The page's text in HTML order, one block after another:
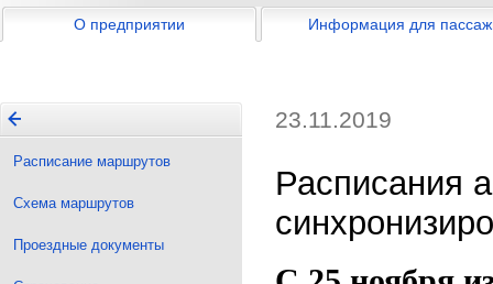
О предприятии Информация для
Расписание маршрутов
Схема маршрутов
Проездные документы
23.11.2019
Расписания